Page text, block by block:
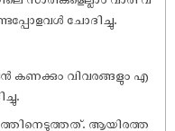
ചോദിച്ചു.
കണക്കും വിവരങ്ങളും എ
ആയിരത്ത